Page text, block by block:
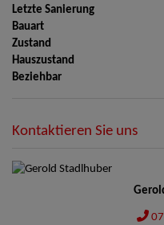
Letzte Sanierung
Bauart
Zustand
Hauszustand
Beziehbar
Kontaktieren Sie uns